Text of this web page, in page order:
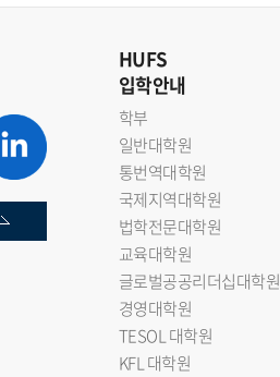
HUFS
입학안내
학부
일반대학원
통번역대학원
국제지역대학원
법학전문대학원
교육대학원
글로벌공공리더십대학원
경영대학원
TESOL 대학원
KFL 대학원